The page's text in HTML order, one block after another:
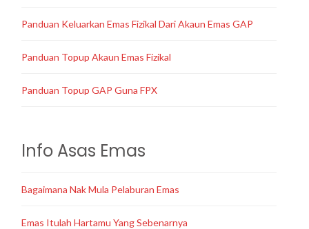
Panduan Keluarkan Emas Fizikal Dari Akaun Emas GAP
Panduan Topup Akaun Emas Fizikal
Panduan Topup GAP Guna FPX
Info Asas Emas
Bagaimana Nak Mula Pelaburan Emas
Emas Itulah Hartamu Yang Sebenarnya